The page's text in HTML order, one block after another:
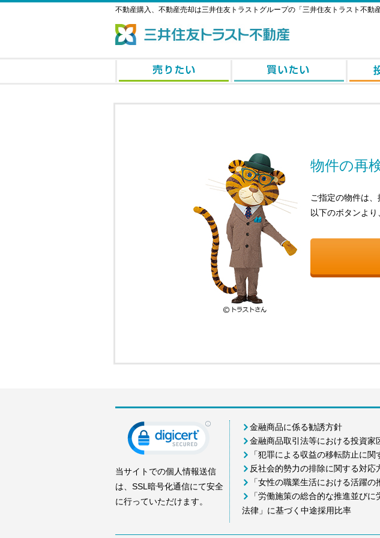
不動産購入、不動産売却は三井住友トラストグループの「三井住友トラスト不動産
物件の再
ご指定の物件は、
以下のボタンより
当サイトでの個人情報送信
は、SSL暗号化通信にて安全
に行っていただけます。
金融商品に係る勧誘方針
金融商品取引法等における投資家
「犯罪による収益の移転防止に
反社会的勢力の排除に関する対応
「女性の職業生活における活躍
「労働施策の総合的な推進並び
法律」に基づく中途採用比率